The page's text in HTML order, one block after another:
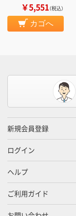
￥5,551（税込）
カゴへ
新規会員登録
ログイン
ヘルプ
ご利用ガイド